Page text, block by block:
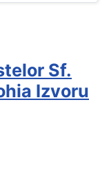
Sf.
Izvoru